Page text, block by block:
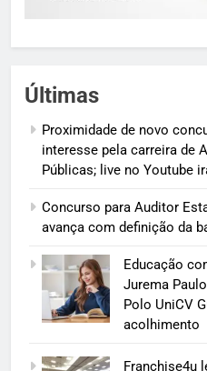
Últimas
Proximidade de novo
interesse pela carreira de
Públicas; live no Youtube
Concurso para Auditor
avança com definição da
Educação
Jurema
Polo UniCV
acolhimento
Franchise4u